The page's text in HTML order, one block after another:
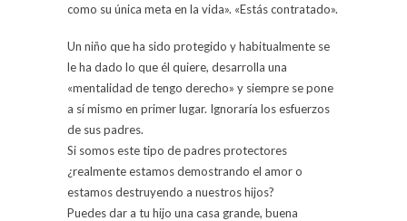
como su única meta en la vida». «Estás contratado».
Un niño que ha sido protegido y habitualmente se
le ha dado lo que él quiere, desarrolla una
«mentalidad de tengo derecho» y siempre se pone
a sí mismo en primer lugar. Ignoraría los esfuerzos
de sus padres.
Si somos este tipo de padres protectores
¿realmente estamos demostrando el amor o
estamos destruyendo a nuestros hijos?
Puedes dar a tu hijo una casa grande, buena